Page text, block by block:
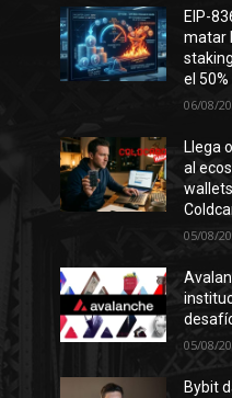
EIP-
matar
el 50%
06/08/
Llega
al
05/08/
05/08/
Bybit